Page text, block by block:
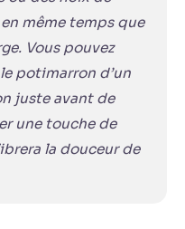
même temps que
Vous pouvez
potimarron d’un
juste avant de
une touche de
la douceur de